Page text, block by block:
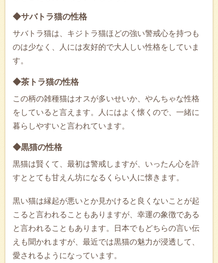
◆サバトラ猫の性格
サバトラ猫は、キジトラ猫ほどの強い警戒心を持つも
のは少なく、人には友好的で大人しい性格をしていま
す。
◆茶トラ猫の性格
この柄の雑種猫はオスが多いせいか、やんちゃな性格
をしていると言えます。人にはよく懐くので、一緒に
暮らしやすいと言われています。
◆黒猫の性格
黒猫は賢くて、最初は警戒しますが、いったん心を許
すととても甘えん坊になるくらい人に懐きます。
黒い猫は縁起が悪いとか見かけると良くないことが起
こると言われることもありますが、幸運の象徴である
と言われることもあります。日本でもどちらの言い伝
えも聞かれますが、最近では黒猫の魅力が浸透して、
愛されるようになっています。